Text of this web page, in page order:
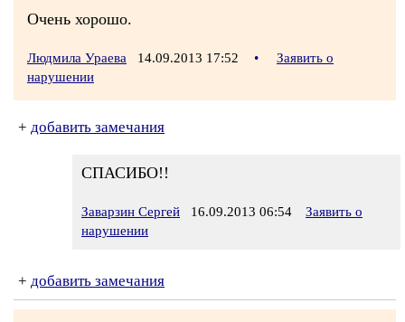
Очень хорошо.
Людмила Ураева 14.09.2013 17:52 •
Заявить о
нарушении
+ добавить замечания
СПАСИБО!!
Заварзин Сергей 16.09.2013 06:54
Заявить о
нарушении
+ добавить замечания